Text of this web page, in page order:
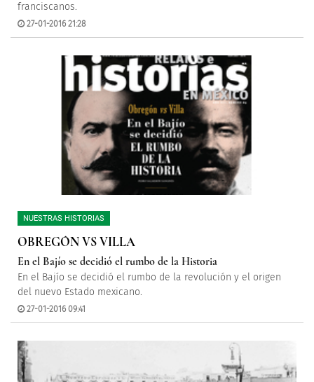
franciscanos.
27-01-2016 21:28
NUESTRAS HISTORIAS
OBREGÓN VS VILLA
En el Bajío se decidió el rumbo de la Historia
En el Bajío se decidió el rumbo de la revolución y el origen
del nuevo Estado mexicano.
27-01-2016 09:41